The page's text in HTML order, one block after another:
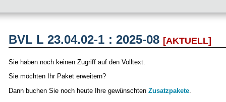
BVL L 23.04.02-1 : 2025-08 [AKTUELL]
Sie haben noch keinen Zugriff auf den Volltext.
Sie möchten Ihr Paket erweitern?
Dann buchen Sie noch heute Ihre gewünschten Zusatzpakete